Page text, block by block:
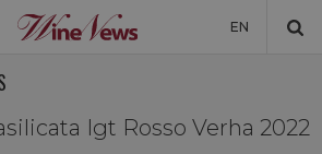
EN
MONDOIgt Rosso Verha 2022